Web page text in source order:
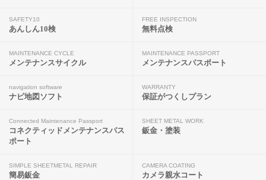
SAFETY10
あんしん10検
FREE INSPECTION
無料点検
MAINTENANCE CYCLE
メンテナンスサイクル
MAINTENANCE PASSPORT
メンテナンスパスポート
navigation software
ナビ地図ソフト
WARRANTY
保証がつくしプラン
Connected Maintenance Passport
コネクティッドメンテナンスパス
ポート
SHEET METAL WORK
鈑金・塗装
SIMPLE SHEETMETAL REPAIR
簡易鈑金
CAMERA COATING
カメラ親水コート